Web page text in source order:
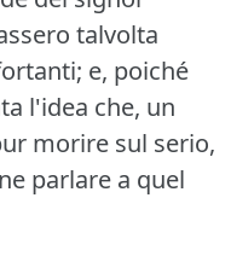
talvolta
e, poiché
l'idea che, un
morire sul serio,
parlare a quel